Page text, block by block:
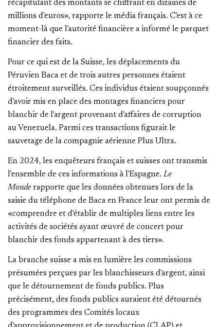
récapitulant des montants se chiffrant en dizaines de
millions d'euros», rapporte le média français. C'est à ce
moment-là que l'autorité financière a informé le parquet
financier des faits.
Pour ce qui est de la Suisse, les déplacements du
Péruvien Baca et de trois autres personnes étaient
étroitement surveillés. Ces individus étaient soupçonnés
d'avoir mis en place des montages financiers pour
blanchir de l'argent provenant d'affaires de corruption
au Venezuela. Parmi ces transactions figurait le
sauvetage de la compagnie aérienne Plus Ultra.
En 2024, les enquêteurs français et suisses ont transmis
l'ensemble de ces informations à l'Espagne.Le
Monde rapporte que les données obtenues lors de la
saisie du téléphone de Baca en France leur ont permis de
«comprendre et d'établir de multiples liens entre les
activités de sociétés ayant œuvré de concert pour
blanchir des fonds appartenant à des tiers».
La branche suisse a mis en lumière les commissions
présumées perçues par les blanchisseurs d'argent, ainsi
que le détournement de fonds publics. Plus
précisément, des fonds publics auraient été détournés
des programmes des Comités locaux